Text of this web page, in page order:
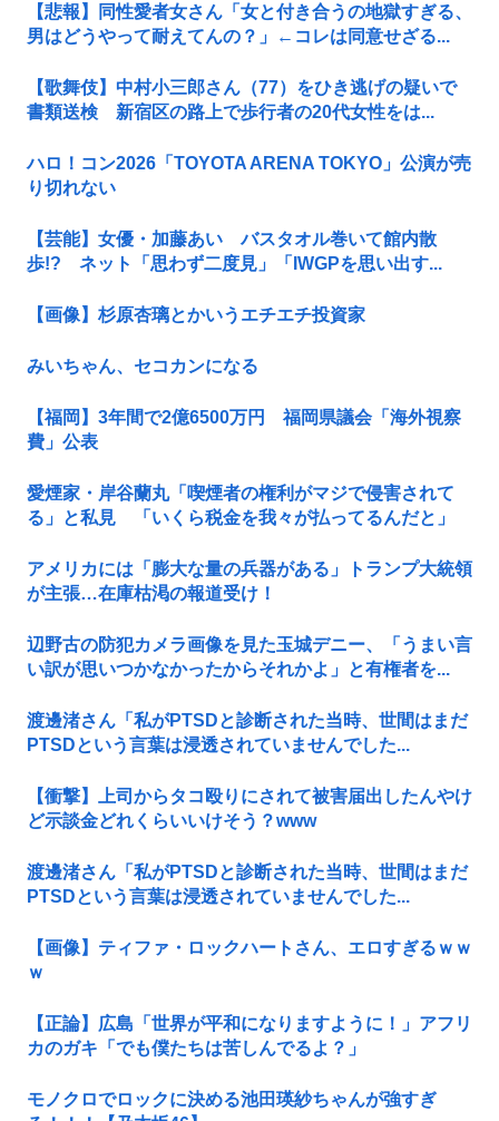
【悲報】同性愛者女さん「女と付き合うの地獄すぎる、
男はどうやって耐えてんの？」←コレは同意せざる...
【歌舞伎】中村小三郎さん（77）をひき逃げの疑いで
書類送検 新宿区の路上で歩行者の20代女性をは...
ハロ！コン2026「TOYOTA ARENA TOKYO」公演が売
り切れない
【芸能】女優・加藤あい バスタオル巻いて館内散
歩!? ネット「思わず二度見」「IWGPを思い出す...
【画像】杉原杏璃とかいうエチエチ投資家
みいちゃん、セコカンになる
【福岡】3年間で2億6500万円 福岡県議会「海外視察
費」公表
愛煙家・岸谷蘭丸「喫煙者の権利がマジで侵害されて
る」と私見 「いくら税金を我々が払ってるんだと」
アメリカには「膨大な量の兵器がある」トランプ大統領
が主張…在庫枯渇の報道受け！
辺野古の防犯カメラ画像を見た玉城デニー、「うまい言
い訳が思いつかなかったからそれかよ」と有権者を...
渡邊渚さん「私がPTSDと診断された当時、世間はまだ
PTSDという言葉は浸透されていませんでした...
【衝撃】上司からタコ殴りにされて被害届出したんやけ
ど示談金どれくらいいけそう？www
渡邊渚さん「私がPTSDと診断された当時、世間はまだ
PTSDという言葉は浸透されていませんでした...
【画像】ティファ・ロックハートさん、エロすぎるｗｗ
ｗ
【正論】広島「世界が平和になりますように！」アフリ
カのガキ「でも僕たちは苦しんでるよ？」
モノクロでロックに決める池田瑛紗ちゃんが強すぎ